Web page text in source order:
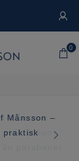
0